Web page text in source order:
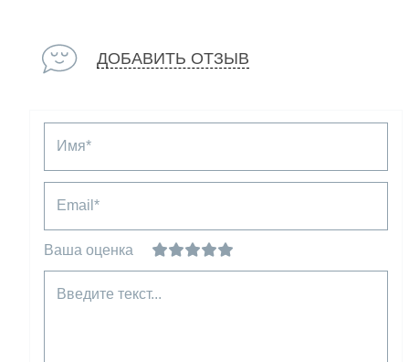
ДОБАВИТЬ ОТЗЫВ
Имя*
Email*
Ваша оценка
Введите текст...